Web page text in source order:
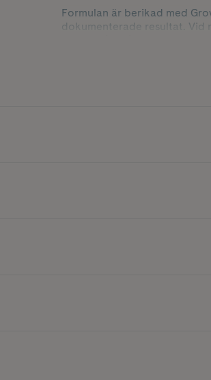
Formulan är berikad med
dokumenterade resultat. Vid